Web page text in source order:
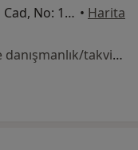
Barbaros Mah, H. Ahmet Yesevi Cad, No: 149 Güneşli - Bağcılar / İstanbul, Bağcılar • Harita
Bu uzman ilgili adres için online danışmanlık/takvim sunmuyor.